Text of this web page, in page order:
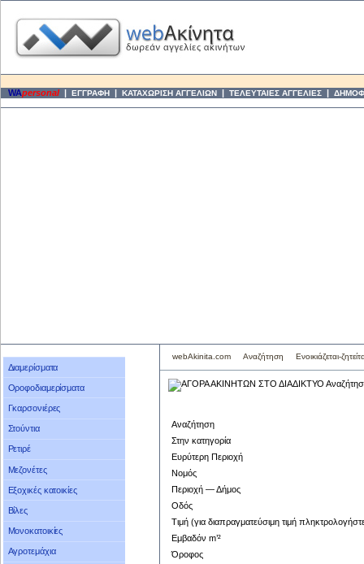
WApersonal | ΕΓΓΡΑΦΗ | ΚΑΤΑΧΩΡΙΣΗ ΑΓΓΕΛΙΩΝ | ΤΕΛΕΥΤΑΙΕΣ ΑΓΓΕΛΙΕΣ |
Διαμερίσματα
Οροφοδιαμερίσματα
Γκαρσονιέρες
Στούντια
Ρετιρέ
Μεζονέτες
Εξοχικές κατοικίες
Βίλες
Μονοκατοικίες
Αγροτεμάχια
webAkinita.com Αναζήτηση Ενοικιάζεται-
Αναζήτηση
Στην κατηγορία
Ευρύτερη Περιοχή
Νομός
Περιοχή — Δήμος
Οδός
Τιμή (για διαπραγματεύσιμη τιμή
Εμβαδόν m’²
Όροφος